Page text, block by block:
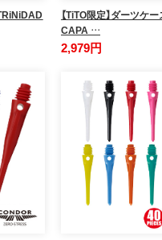
【TiTO限定】ダーツケ
CAPA …
2,979円